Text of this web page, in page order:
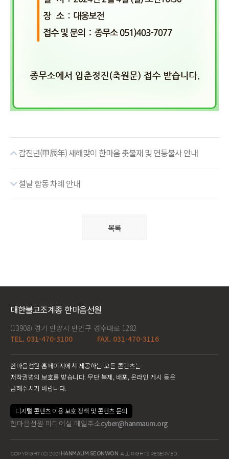
갑진년(甲辰年) 새해맞이 한마음 촛불재 및 연등불사 안내
설날 합동 차례 안내
목록
대한불교조계종 한마음선원
(13908) 경기 안양시 만안구 경수대로 1282
TEL. 031-470-3100
FAX. 031-470-3116
한마음선원 홈페이지에서 제공하는 모든 콘텐츠는
저작권법의 보호를 받습니다. 무단 복제, 배포, 온라인 게시 등은
금해주시기 바랍니다.
디지털 콘텐츠 이용 보호 정책 및 콘텐츠 문의
한마음선원 미디어실 메일주소cyber@hanmaum.org
COPYRIGHT (C) 2021 HANMAUM SEONWON. ALL RIGHTS RESERVED.